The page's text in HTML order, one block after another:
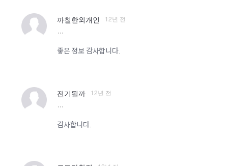
까칠한외걔인 12년 전
좋은 정보 감사합니다.
전기될까 12년 전
감사합니다.